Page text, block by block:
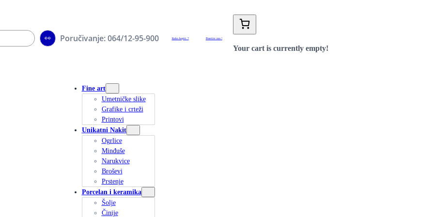
👀 Poručivanje: 064/12-95-900 Kako kupiti ? Posetite nas !
Your cart is currently empty!
Fine art
Umetničke slike
Grafike i crteži
Printovi
Unikatni Nakit
Ogrlice
Minđuše
Narukvice
Broševi
Prstenje
Porcelan i keramika
Šolje
Činije